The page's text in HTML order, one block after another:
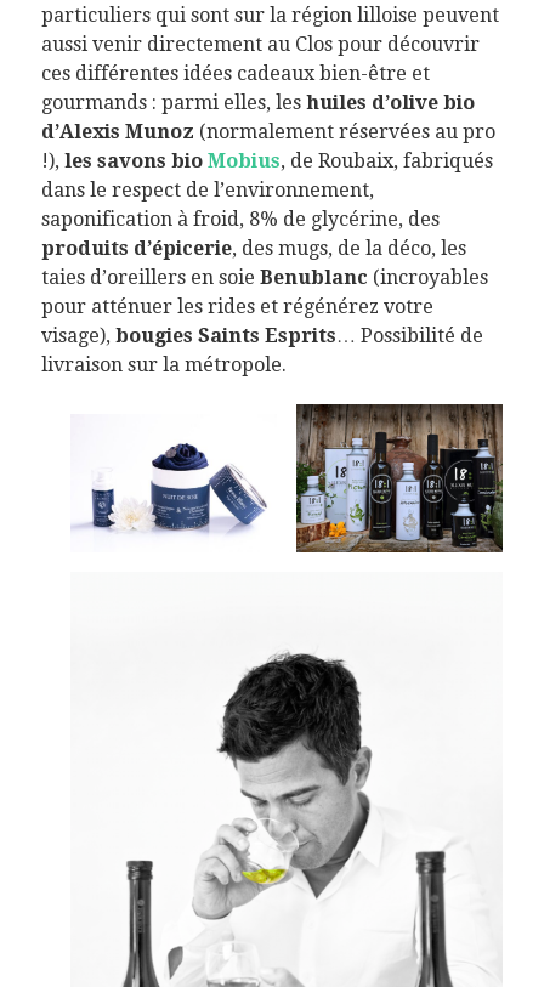
particuliers qui sont sur la région lilloise peuvent
aussi venir directement au Clos pour découvrir
ces différentes idées cadeaux bien-être et
gourmands : parmi elles, les huiles d’olive bio
d’Alexis Munoz (normalement réservées au pro
!), les savons bio Mobius, de Roubaix, fabriqués
dans le respect de l’environnement,
saponification à froid, 8% de glycérine, des
produits d’épicerie, des mugs, de la déco, les
taies d’oreillers en soie Benublanc (incroyables
pour atténuer les rides et régénérez votre
visage), bougies Saints Esprits… Possibilité de
livraison sur la métropole.